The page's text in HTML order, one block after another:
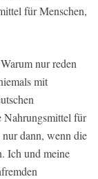
für Menschen,
nur reden
mit
Nahrungsmittel für
dann, wenn die
Ich und meine